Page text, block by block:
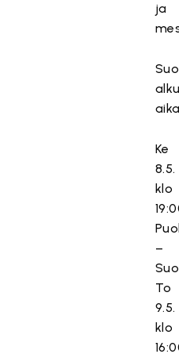
ja
Ke
8.5.
klo
–
To
9.5.
klo